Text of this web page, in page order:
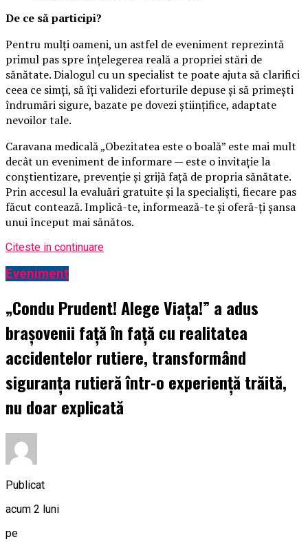
De ce să participi?
Pentru mulți oameni, un astfel de eveniment reprezintă
primul pas spre înțelegerea reală a propriei stări de
sănătate. Dialogul cu un specialist te poate ajuta să clarifici
ceea ce simți, să îți validezi eforturile depuse și să primești
îndrumări sigure, bazate pe dovezi științifice, adaptate
nevoilor tale.
Caravana medicală „Obezitatea este o boală” este mai mult
decât un eveniment de informare — este o invitație la
conștientizare, prevenție și grijă față de propria sănătate.
Prin accesul la evaluări gratuite și la specialiști, fiecare pas
făcut contează. Implică-te, informează-te și oferă-ți șansa
unui început mai sănătos.
Citeste in continuare
Eveniment
„Condu Prudent! Alege Viața!” a adus
brașovenii față în față cu realitatea
accidentelor rutiere, transformând
siguranța rutieră într-o experiență trăită,
nu doar explicată
Publicat
acum 2 luni
pe